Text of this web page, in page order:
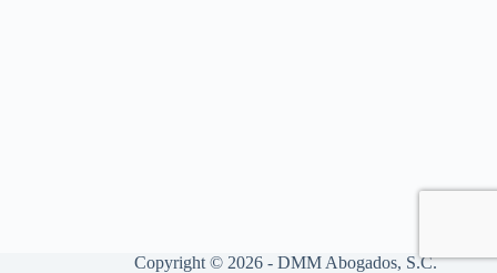
Copyright © 2026 - DMM Abogados, S.C.